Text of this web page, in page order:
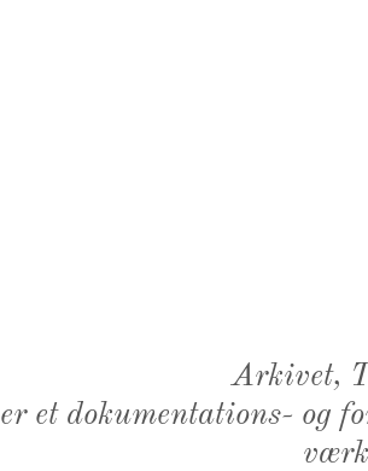
Arkivet,
er et dokumentations- og